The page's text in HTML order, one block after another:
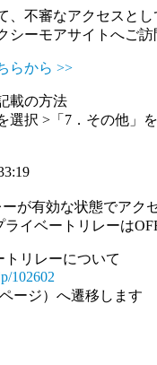
、不審なアクセスとし
シーモアサイトへご
らから >>
載の方法
選択 >「7．その他」
が有効な状態でアク
イベートリレーは
トリレーについて
102602
ージ）へ遷移します